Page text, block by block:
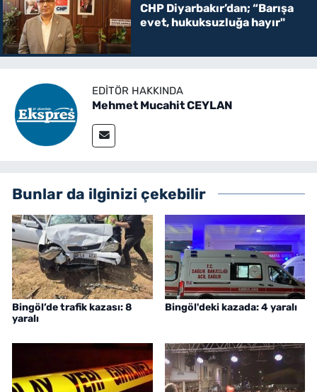
CHP Diyarbakır’dan; “Barışa
evet, hukuksuzluğa hayır"
EDITÖR HAKKINDA
Mehmet Mucahit CEYLAN
Bunlar da ilginizi çekebilir
Bingöl’de trafik kazası: 8
yaralı
Bingöl'deki kazada: 4 yaralı